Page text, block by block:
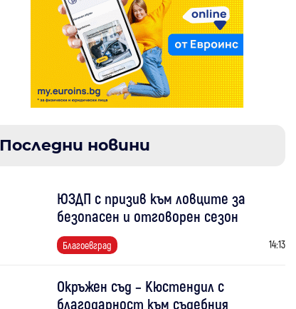
Последни новини
ЮЗДП с призив към ловците за
безопасен и отговорен сезон
Благоевград 14:13
Окръжен съд – Кюстендил с
благодарност към съдебния